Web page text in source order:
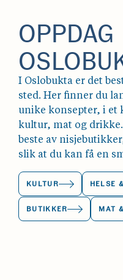
OPPDAG
I Oslobukta er det
sted. Her finner du
unike konsepter, i et
kultur, mat og
beste av
slik at du kan få en
KULTUR HELSE
BUTIKKER MAT